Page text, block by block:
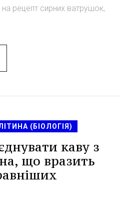
рецепт сирних ватрушок,
(БІОЛОГІЯ)
каву з
що вразить